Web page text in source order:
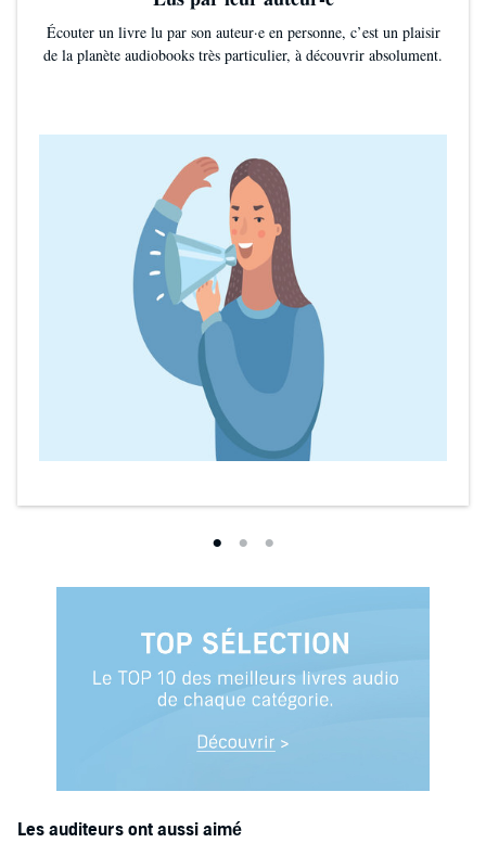
Écouter un livre lu par son auteur·e en personne, c’est un plaisir
de la planète audiobooks très particulier, à découvrir absolument.
Les auditeurs ont aussi aimé